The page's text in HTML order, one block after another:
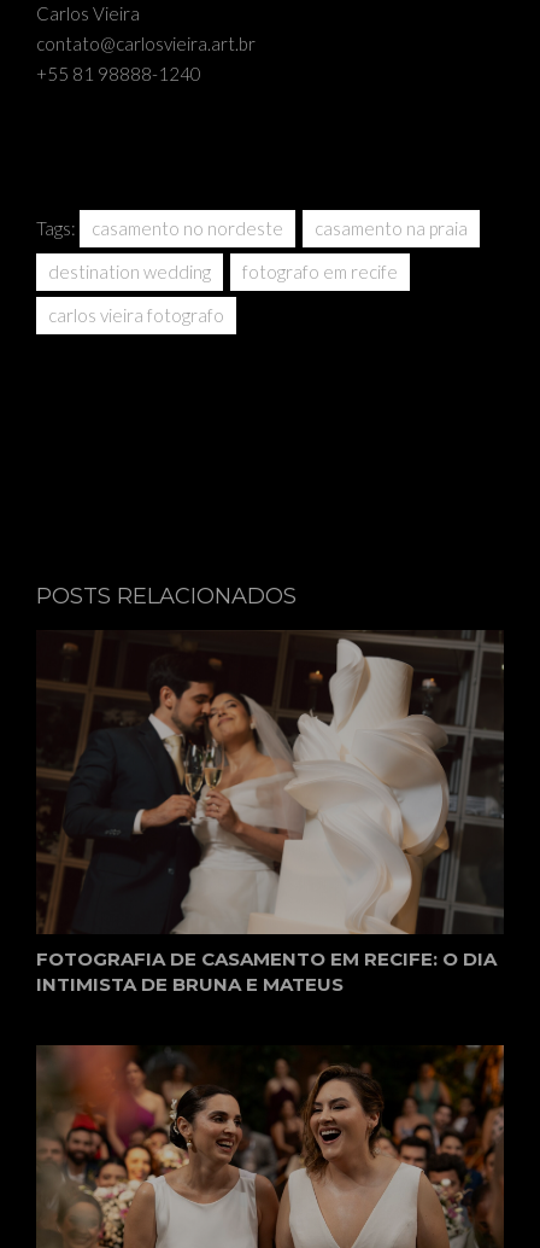
Carlos Vieira
contato@carlosvieira.art.br
+55 81 98888-1240
Tags: casamento no nordeste
casamento na praia
destination wedding
fotografo em recife
carlos vieira fotografo
POSTS RELACIONADOS
FOTOGRAFIA DE CASAMENTO EM RECIFE: O DIA
INTIMISTA DE BRUNA E MATEUS